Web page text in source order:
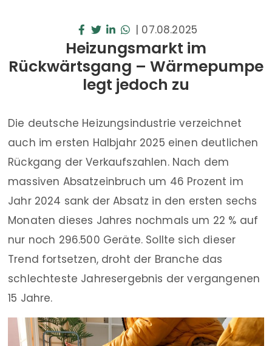
| 07.08.2025
Heizungsmarkt im
Rückwärtsgang – Wärmepumpe
legt jedoch zu
Die deutsche Heizungsindustrie verzeichnet
auch im ersten Halbjahr 2025 einen deutlichen
Rückgang der Verkaufszahlen. Nach dem
massiven Absatzeinbruch um 46 Prozent im
Jahr 2024 sank der Absatz in den ersten sechs
Monaten dieses Jahres nochmals um 22 % auf
nur noch 296.500 Geräte. Sollte sich dieser
Trend fortsetzen, droht der Branche das
schlechteste Jahresergebnis der vergangenen
15 Jahre.